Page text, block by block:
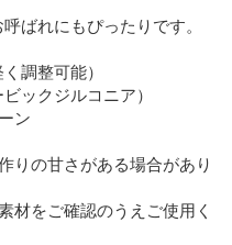
ばれにもぴったりです。
調整可能）
ックジルコニア）
ン
りの甘さがある場合があり
材をご確認のうえご使用く